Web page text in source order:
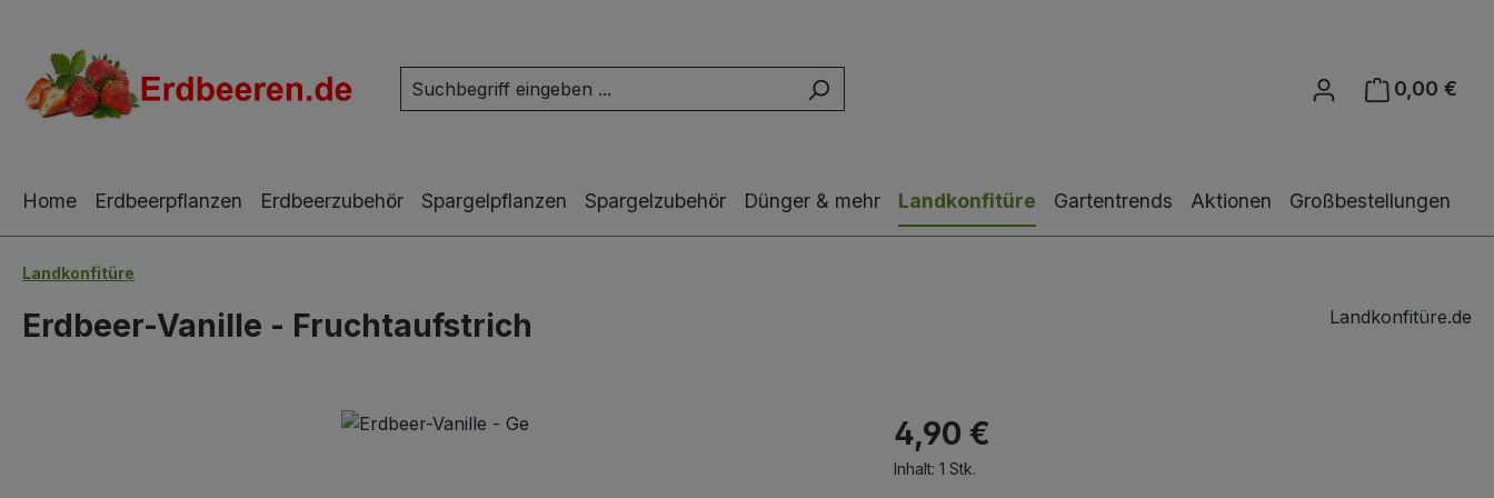
0,00 €
Home Erdbeerpflanzen Erdbeerzubehör Spargelpflanzen Spargelzubehör Dünger & mehr Landkonfitüre Gartentrends Aktionen Großbestellungen
Landkonfitüre
Erdbeer-Vanille - Fruchtaufstrich Landkonfitüre.de
4,90 €
Inhalt: 1 Stk.